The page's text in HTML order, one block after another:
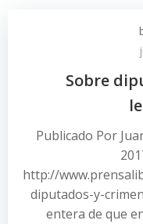
Sobre
Publicado Por
http://
diputados-y-
entera de que